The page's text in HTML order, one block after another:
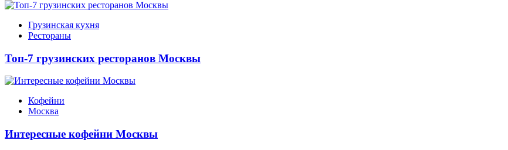
Грузинская кухня
Рестораны
Топ-7 грузинских ресторанов Москвы
Кофейни
Москва
Интересные кофейни Москвы